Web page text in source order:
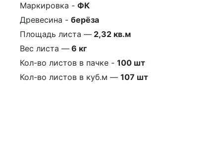
Маркировка - ФК
Древесина - берёза
Площадь листа — 2,32 кв.м
Вес листа — 6 кг
Кол-во листов в пачке - 100 шт
Кол-во листов в куб.м — 107 шт